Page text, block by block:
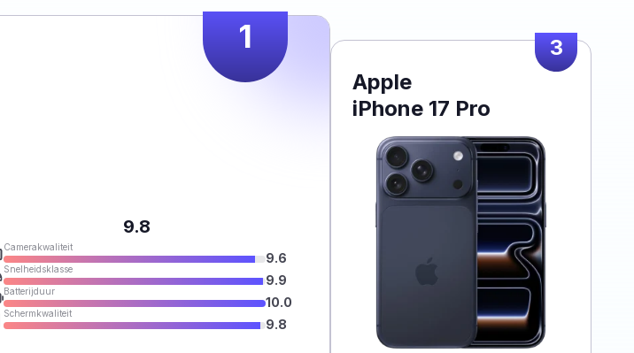
1
9.8
Camerakwaliteit
9.6
Snelheidsklasse
9.9
Batterijduur
10.0
Schermkwaliteit
9.8
3
Apple
iPhone 17 Pro